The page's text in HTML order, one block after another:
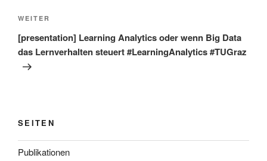
Nächster
Beitrag
WEITER
[presentation] Learning Analytics oder wenn Big Data
das Lernverhalten steuert #LearningAnalytics #TUGraz
SEITEN
Publikationen